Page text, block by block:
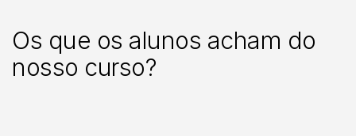
Os que os alunos acham do
nosso curso?